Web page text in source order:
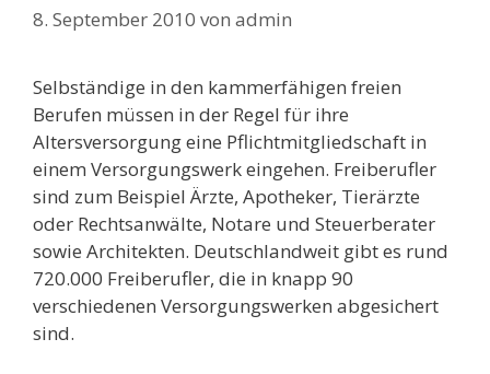
8. September 2010 von admin
Selbständige in den kammerfähigen freien
Berufen müssen in der Regel für ihre
Altersversorgung eine Pflichtmitgliedschaft in
einem Versorgungswerk eingehen. Freiberufler
sind zum Beispiel Ärzte, Apotheker, Tierärzte
oder Rechtsanwälte, Notare und Steuerberater
sowie Architekten. Deutschlandweit gibt es rund
720.000 Freiberufler, die in knapp 90
verschiedenen Versorgungswerken abgesichert
sind.